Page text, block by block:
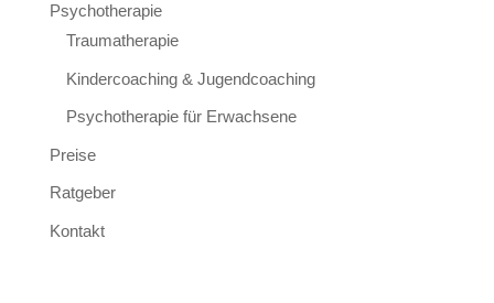
Psychotherapie
Traumatherapie
Kindercoaching & Jugendcoaching
Psychotherapie für Erwachsene
Preise
Ratgeber
Kontakt